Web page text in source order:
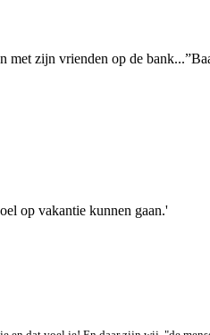
zijn vrienden op de
op vakantie kunnen gaan.'